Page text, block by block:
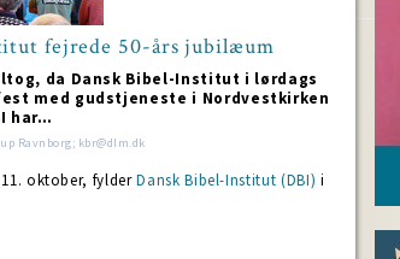
fejrede 50-års jubilæum
da Dansk Bibel-Institut i lørdags
med gudstjeneste i Nordvestkirken
har…
Ravnborg; kbr@dlm.dk
oktober, fylderDansk Bibel-Institut (DBI) i